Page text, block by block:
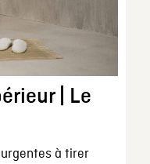
| Le
à tirer